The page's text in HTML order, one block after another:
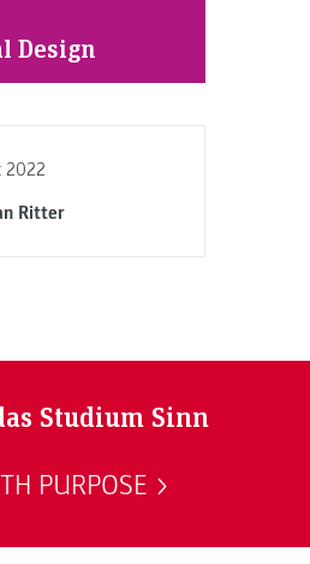
Design
2022
Ritter
Studium Sinn
PURPOSE